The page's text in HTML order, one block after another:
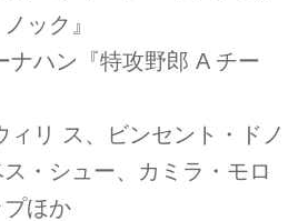
ック』
ナハン『特攻野郎 A チー
ィリ ス、ビンセント・ドノ
・シュー、カミラ・モロ
ほか